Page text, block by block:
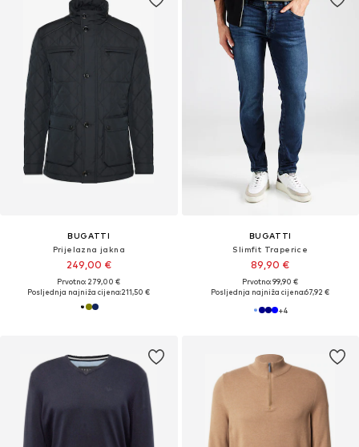
BUGATTI
Prijelazna jakna
249,00 €
Prvotno: 279,00 €
Posljednja najniža cijena:211,50 €
BUGATTI
Slimfit Traperice
89,90 €
Prvotno: 99,90 €
Posljednja najniža cijena:67,92 €
+4